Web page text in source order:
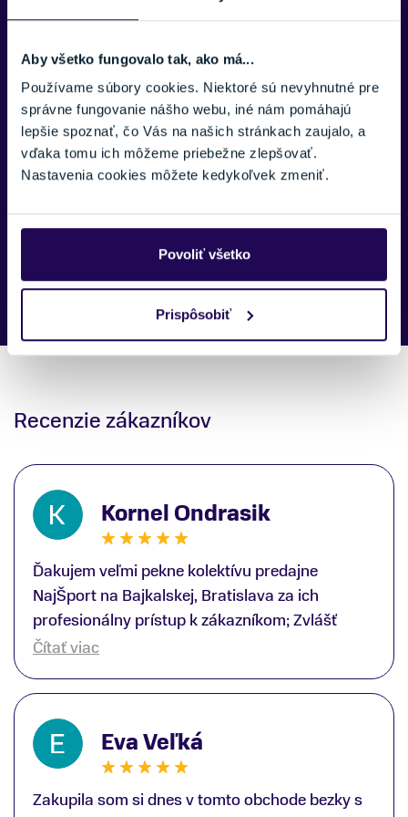
Aby všetko fungovalo tak, ako má...
Používame súbory cookies. Niektoré sú nevyhnutné pre
správne fungovanie nášho webu, iné nám pomáhajú
lepšie spoznať, čo Vás na našich stránkach zaujalo, a
vďaka tomu ich môžeme priebežne zlepšovať.
Nastavenia cookies môžete kedykoľvek zmeniť.
Povoliť všetko
Prispôsobiť
SPRÁVA:
Náš špecialista vám, čo najskôr zavolá ohľadom tohto
Recenzie zákazníkov
Kornel Ondrasik
Ďakujem veľmi pekne kolektívu predajne
NajŠport na Bajkalskej, Bratislava za ich
profesionálny prístup k zákazníkom; Zvlášť
ďakujem špecialistovi Martinovi Gunišovi za
lyžiarskej obuvi, ako aj prilby.. všetko značka
Atomic; Pán Martin Guniš mi svojou
odbornosťou otvoril nové obzory a dozvedel
som sa, vďaka jeho profesionálnemu prístupu k
zákazníkovi, up-to-date informácie o nových
Čítať viac
Eva Veľká
Zakupila som si dnes v tomto obchode bezky s